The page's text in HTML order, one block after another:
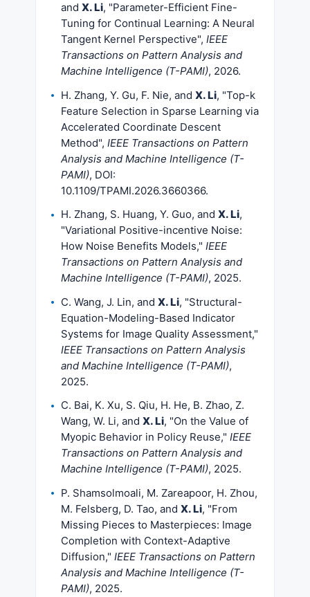
and X. Li, "Parameter-Efficient Fine-
Tuning for Continual Learning: A Neural
Tangent Kernel Perspective", IEEE
Transactions on Pattern Analysis and
Machine Intelligence (T-PAMI), 2026.
H. Zhang, Y. Gu, F. Nie, and X. Li, "Top-k
Feature Selection in Sparse Learning via
Accelerated Coordinate Descent
Method", IEEE Transactions on Pattern
Analysis and Machine Intelligence (T-
PAMI), DOI:
10.1109/TPAMI.2026.3660366.
H. Zhang, S. Huang, Y. Guo, and X. Li,
"Variational Positive-incentive Noise:
How Noise Benefits Models," IEEE
Transactions on Pattern Analysis and
Machine Intelligence (T-PAMI), 2025.
C. Wang, J. Lin, and X. Li, "Structural-
Equation-Modeling-Based Indicator
Systems for Image Quality Assessment,"
IEEE Transactions on Pattern Analysis
and Machine Intelligence (T-PAMI),
2025.
C. Bai, K. Xu, S. Qiu, H. He, B. Zhao, Z.
Wang, W. Li, and X. Li, "On the Value of
Myopic Behavior in Policy Reuse," IEEE
Transactions on Pattern Analysis and
Machine Intelligence (T-PAMI), 2025.
P. Shamsolmoali, M. Zareapoor, H. Zhou,
M. Felsberg, D. Tao, and X. Li, "From
Missing Pieces to Masterpieces: Image
Completion with Context-Adaptive
Diffusion," IEEE Transactions on Pattern
Analysis and Machine Intelligence (T-
PAMI), 2025.